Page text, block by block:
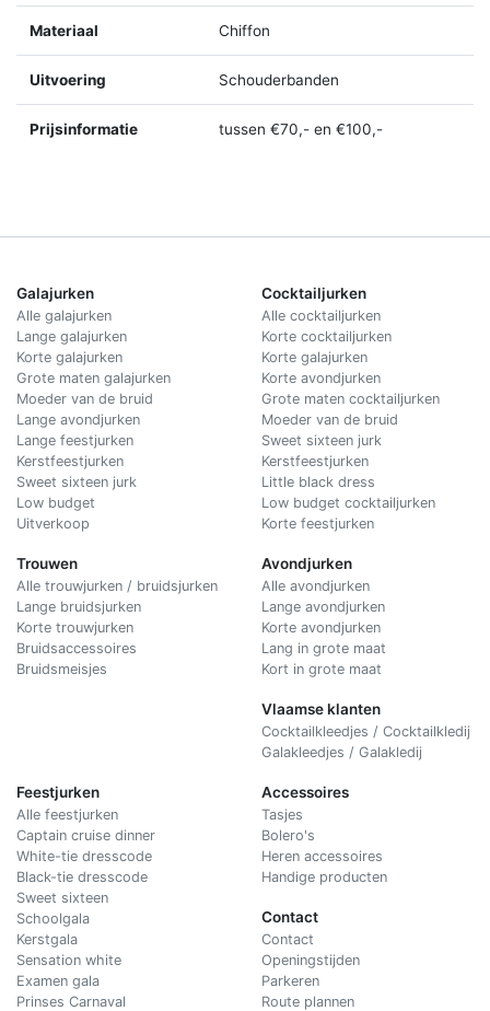
Materiaal Chiffon
Uitvoering Schouderbanden
Prijsinformatie tussen €70,- en €100,-
Galajurken
Alle galajurken
Lange galajurken
Korte galajurken
Grote maten galajurken
Moeder van de bruid
Lange avondjurken
Lange feestjurken
Kerstfeestjurken
Sweet sixteen jurk
Low budget
Uitverkoop
Trouwen
Alle trouwjurken / bruidsjurken
Lange bruidsjurken
Korte trouwjurken
Bruidsaccessoires
Bruidsmeisjes
Cocktailjurken
Alle cocktailjurken
Korte cocktailjurken
Korte galajurken
Korte avondjurken
Grote maten cocktailjurken
Moeder van de bruid
Sweet sixteen jurk
Kerstfeestjurken
Little black dress
Low budget cocktailjurken
Korte feestjurken
Avondjurken
Alle avondjurken
Lange avondjurken
Korte avondjurken
Lang in grote maat
Kort in grote maat
Vlaamse klanten
Cocktailkleedjes / Cocktailkledij
Galakleedjes / Galakledij
Feestjurken
Alle feestjurken
Captain cruise dinner
White-tie dresscode
Black-tie dresscode
Sweet sixteen
Schoolgala
Kerstgala
Sensation white
Examen gala
Prinses Carnaval
Accessoires
Tasjes
Bolero's
Heren accessoires
Handige producten
Contact
Contact
Openingstijden
Parkeren
Route plannen